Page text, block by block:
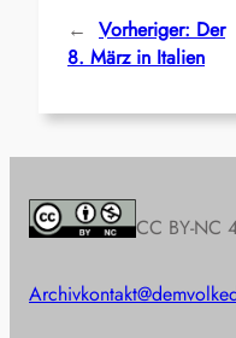
← Vorheriger: Der
8. März in Italien
CC BY-NC
Archiv